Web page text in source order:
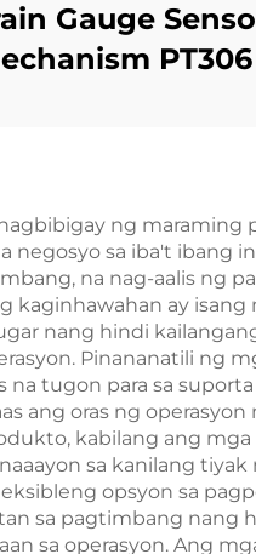
Gauge
PT306
ng
negosyo sa iba't ibang
na nag-aalis ng
ay
nang hindi
Pinananatili ng
tugon para sa
ang oras ng
kabilang ang
sa kanilang tiyak
opsyon sa
sa pagtimbang nang
sa operasyon. Ang